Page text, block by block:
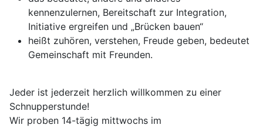
kennenzulernen, Bereitschaft zur Integration,
Initiative ergreifen und „Brücken bauen“
heißt zuhören, verstehen, Freude geben, bedeutet
Gemeinschaft mit Freunden.
Jeder ist jederzeit herzlich willkommen zu einer
Schnupperstunde!
Wir proben 14-tägig mittwochs im